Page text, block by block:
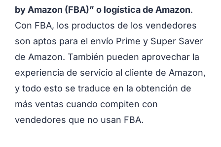
by Amazon (FBA)” o logística de Amazon.
Con FBA, los productos de los vendedores
son aptos para el envío Prime y Super Saver
de Amazon. También pueden aprovechar la
experiencia de servicio al cliente de Amazon,
y todo esto se traduce en la obtención de
más ventas cuando compiten con
vendedores que no usan FBA.